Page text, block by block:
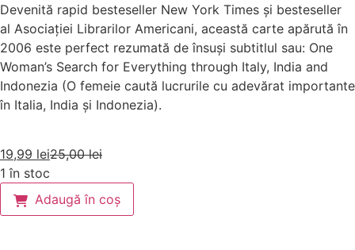
Devenită rapid besteseller New York Times și besteseller
al Asociației Librarilor Americani, această carte apărută în
2006 este perfect rezumată de însuși subtitlul sau: One
Woman’s Search for Everything through Italy, India and
Indonezia (O femeie caută lucrurile cu adevărat importante
în Italia, India și Indonezia).
25,00lei
19,99 lei
1 în stoc
Adaugă în coș